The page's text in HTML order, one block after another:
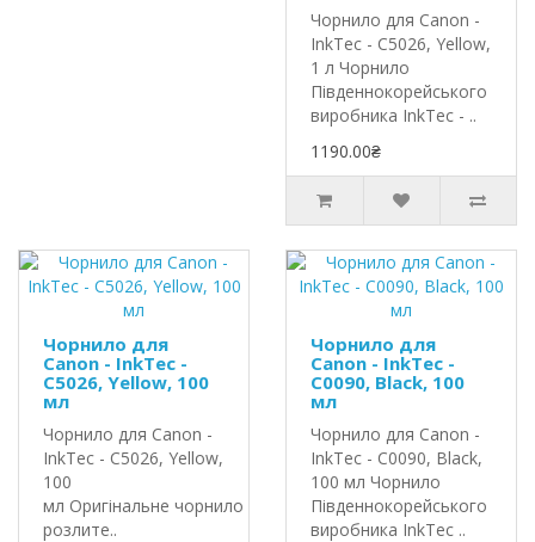
Чорнило для Canon -
InkTec - C5026, Yellow,
1 л Чорнило
Південнокорейського
виробника InkTec - ..
1190.00₴
Чорнило для
Canon - InkTec -
C5026, Yellow, 100
мл
Чорнило для Canon -
InkTec - C5026, Yellow,
100
мл Оригінальне чорнило InkTec
розлите..
Чорнило для
Canon - InkTec -
C0090, Black, 100
мл
Чорнило для Canon -
InkTec - C0090, Black,
100 мл Чорнило
Південнокорейського
виробника InkTec ..